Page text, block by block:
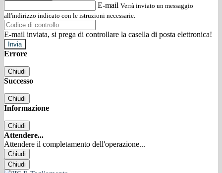
E-mail Verrà inviato un messaggio
all'indirizzo indicato con le istruzioni necessarie.
E-mail inviata, si prega di controllare la casella di posta elettronica!
Errore
Chiudi
Successo
Chiudi
Informazione
Chiudi
Attendere...
Attendere il completamento dell'operazione...
Chiudi
Chiudi